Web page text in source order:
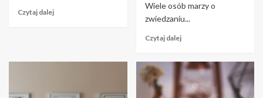
Czytaj dalej
Wiele osób marzy o
zwiedzaniu...
Czytaj dalej